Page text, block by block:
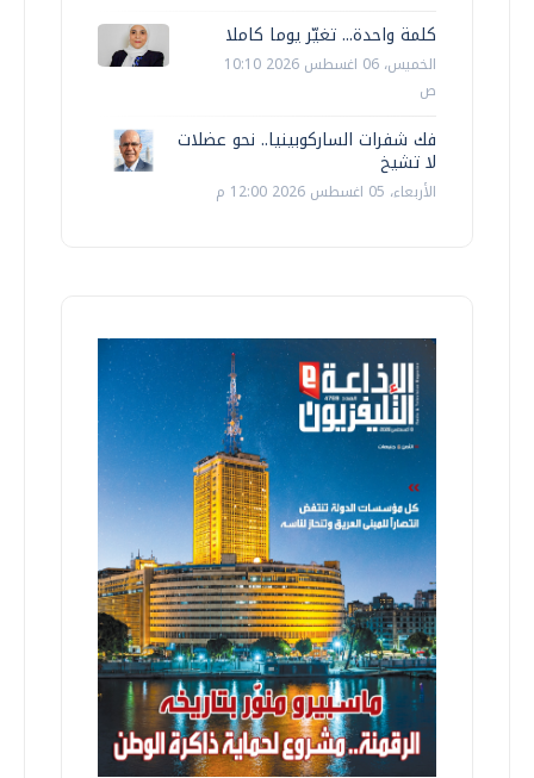
كلمة واحدة... تغيّر يوما كاملا
الخميس، 06 اغسطس 2026 10:10
ص
فك شفرات الساركوبينيا.. نحو عضلات
لا تشيخ
الأربعاء، 05 اغسطس 2026 12:00 م